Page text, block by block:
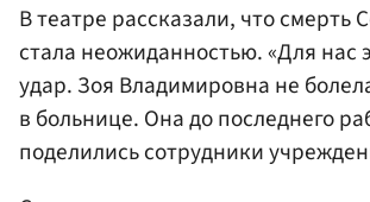
В театре рассказали, что смерть
стала неожиданностью. «Для нас
удар. Зоя Владимировна не
в больнице. Она до последнего
поделились сотрудники